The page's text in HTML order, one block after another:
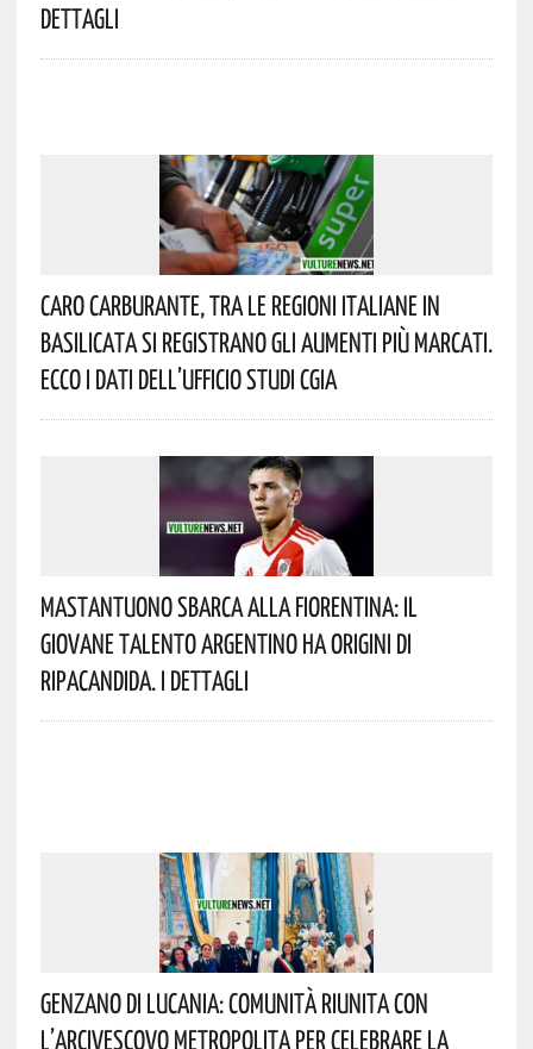
Dettagli
Caro Carburante, Tra Le Regioni Italiane In
Basilicata Si Registrano Gli Aumenti Più Marcati.
Ecco I Dati Dell’Ufficio Studi CGIA
Mastantuono Sbarca Alla Fiorentina: Il
Giovane Talento Argentino Ha Origini Di
Ripacandida. I Dettagli
Genzano Di Lucania: Comunità Riunita Con
L’Arcivescovo Metropolita Per Celebrare La